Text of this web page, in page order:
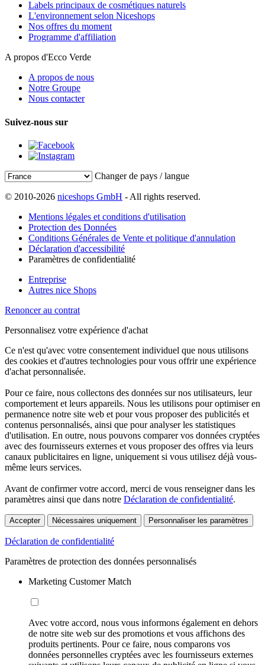
Labels principaux de cosmétiques naturels
L'environnement selon Niceshops
Nos offres du moment
Programme d'affiliation
A propos d'Ecco Verde
A propos de nous
Notre Groupe
Nous contacter
Suivez-nous sur
Changer de pays / langue
© 2010-2026 niceshops GmbH - All rights reserved.
Mentions légales et conditions d'utilisation
Protection des Données
Conditions Générales de Vente et politique d'annulation
Déclaration d'accessibilité
Paramètres de confidentialité
Entreprise
Autres nice Shops
Renoncer au contrat
Personnalisez votre expérience d'achat
Ce n'est qu'avec votre consentement individuel que nous utilisons
des cookies et d'autres technologies pour vous offrir une expérience
d'achat personnalisée.
Pour ce faire, nous collectons des données sur nos utilisateurs, leur
comportement et leurs appareils. Nous les utilisons pour optimiser en
permanence notre site web et pour vous proposer des publicités et
contenus personnalisés, ainsi que pour analyser les statistiques
d'utilisation. En outre, nous pouvons comparer vos données cryptées
avec des fournisseurs externes et vous proposer des offres via leurs
canaux publicitaires en ligne, uniquement si vous utilisez déjà vous-
même leurs services.
Avant de confirmer votre accord, merci de vous renseigner dans les
paramètres ainsi que dans notre Déclaration de confidentialité.
Accepter Nécessaires uniquement Personnaliser les paramètres
Déclaration de confidentialité
Paramètres de protection des données personnalisés
Marketing Customer Match
Avec votre accord, nous vous informons également en dehors
de notre site web sur des promotions et vous affichons des
produits pertinents. Pour ce faire, nous comparons vos
données personnelles cryptées avec les fournisseurs externes